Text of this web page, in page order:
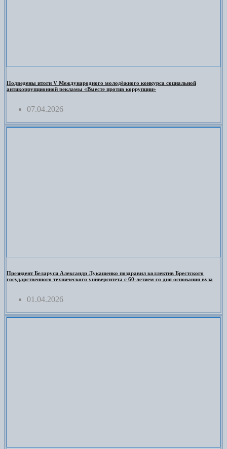
Подведены итоги V Международного молодёжного конкурса социальной
антикоррупционной рекламы «Вместе против коррупции»
07.04.2026
Президент Беларуси Александр Лукашенко поздравил коллектив Брестского
государственного технического университета с 60-летием со дня основания вуза
01.04.2026